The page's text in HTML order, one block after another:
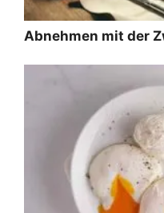
Abnehmen mit der